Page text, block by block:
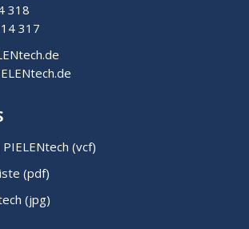
318
317
(vcf)
(pdf)
(jpg)